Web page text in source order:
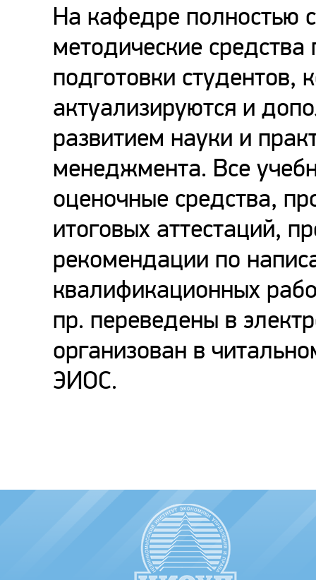
На кафедре полностью
методические
подготовки студентов,
актуализируются и
развитием науки и
менеджмента. Все
оценочные средства,
итоговых аттестаций,
рекомендации по
квалификационных
пр. переведены в
организован в
ЭИОС.